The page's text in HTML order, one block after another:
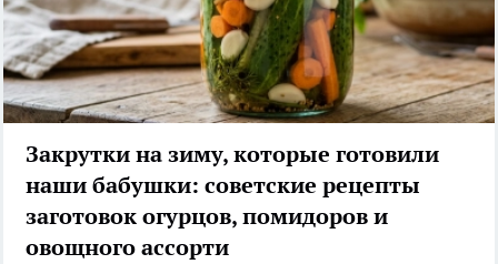
Закрутки на зиму, которые готовили
наши бабушки: советские рецепты
заготовок огурцов, помидоров и
овощного ассорти